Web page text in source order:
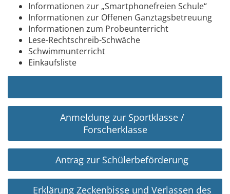
Informationen zur „Smartphonefreien Schule“
Informationen zur Offenen Ganztagsbetreuung
Informationen zum Probeunterricht
Lese-Rechtschreib-Schwäche
Schwimmunterricht
Einkaufsliste
Anmeldung zur Sportklasse /
Forscherklasse
Antrag zur Schülerbeförderung
Erklärung Zeckenbisse und Verlassen des